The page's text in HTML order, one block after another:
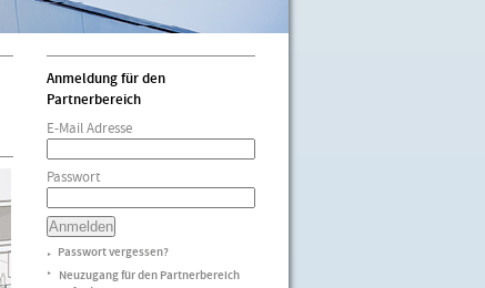
Anmeldung für den
Partnerbereich
E-Mail Adresse
Passwort
► Passwort vergessen?
►
Neuzugang für den Partnerbereich